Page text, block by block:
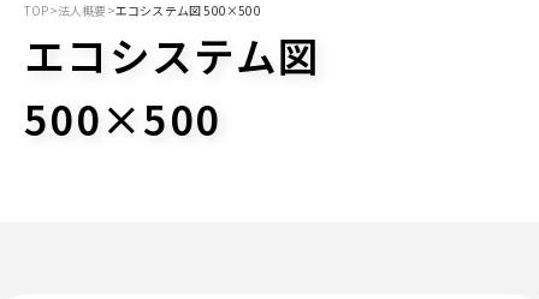
TOP>法人概要 >エコシステム図 500×500
エコシステム図
500×500